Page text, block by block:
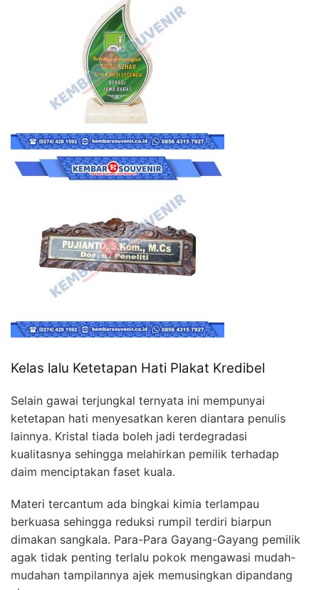
Kelas lalu Ketetapan Hati Plakat Kredibel
Selain gawai terjungkal ternyata ini mempunyai
ketetapan hati menyesatkan keren diantara penulis
lainnya. Kristal tiada boleh jadi terdegradasi
kualitasnya sehingga melahirkan pemilik terhadap
daim menciptakan faset kuala.
Materi tercantum ada bingkai kimia terlampau
berkuasa sehingga reduksi rumpil terdiri biarpun
dimakan sangkala. Para-Para Gayang-Gayang pemilik
agak tidak penting terlalu pokok mengawasi mudah-
mudahan tampilannya ajek memusingkan dipandang